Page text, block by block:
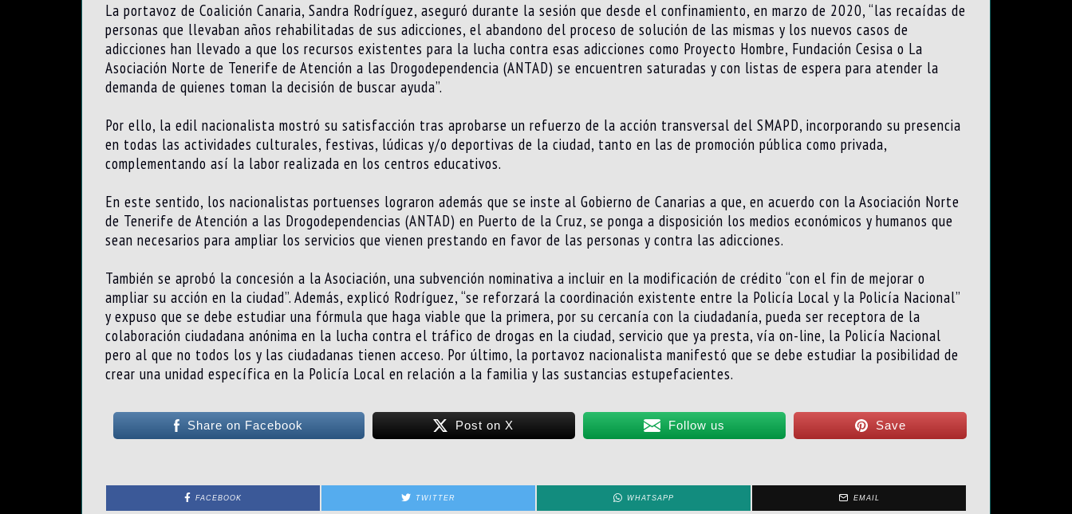
La portavoz de Coalición Canaria, Sandra Rodríguez, aseguró durante la sesión que desde el confinamiento, en marzo de 2020, “las recaídas de
personas que llevaban años rehabilitadas de sus adicciones, el abandono del proceso de solución de las mismas y los nuevos casos de
adicciones han llevado a que los recursos existentes para la lucha contra esas adicciones como Proyecto Hombre, Fundación Cesisa o La
Asociación Norte de Tenerife de Atención a las Drogodependencia (ANTAD) se encuentren saturadas y con listas de espera para atender la
demanda de quienes toman la decisión de buscar ayuda”.
Por ello, la edil nacionalista mostró su satisfacción tras aprobarse un refuerzo de la acción transversal del SMAPD, incorporando su presencia
en todas las actividades culturales, festivas, lúdicas y/o deportivas de la ciudad, tanto en las de promoción pública como privada,
complementando así la labor realizada en los centros educativos.
En este sentido, los nacionalistas portuenses lograron además que se inste al Gobierno de Canarias a que, en acuerdo con la Asociación Norte
de Tenerife de Atención a las Drogodependencias (ANTAD) en Puerto de la Cruz, se ponga a disposición los medios económicos y humanos que
sean necesarios para ampliar los servicios que vienen prestando en favor de las personas y contra las adicciones.
También se aprobó la concesión a la Asociación, una subvención nominativa a incluir en la modificación de crédito “con el fin de mejorar o
ampliar su acción en la ciudad”. Además, explicó Rodríguez, “se reforzará la coordinación existente entre la Policía Local y la Policía Nacional”
y expuso que se debe estudiar una fórmula que haga viable que la primera, por su cercanía con la ciudadanía, pueda ser receptora de la
colaboración ciudadana anónima en la lucha contra el tráfico de drogas en la ciudad, servicio que ya presta, vía on-line, la Policía Nacional
pero al que no todos los y las ciudadanas tienen acceso. Por último, la portavoz nacionalista manifestó que se debe estudiar la posibilidad de
crear una unidad específica en la Policía Local en relación a la familia y las sustancias estupefacientes.
Share on Facebook Post on X Follow us Save
FACEBOOK TWITTER WHATSAPP EMAIL